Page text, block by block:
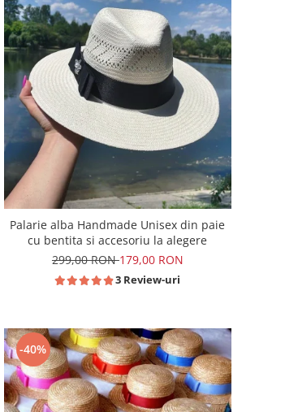
Palarie alba Handmade Unisex din paie
cu bentita si accesoriu la alegere
299,00 RON179,00 RON
3 Review-uri
-40%